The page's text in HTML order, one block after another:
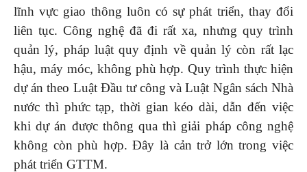
lĩnh vực giao thông luôn có sự phát triển, thay đổi
liên tục. Công nghệ đã đi rất xa, nhưng quy trình
quản lý, pháp luật quy định về quản lý còn rất lạc
hậu, máy móc, không phù hợp. Quy trình thực hiện
dự án theo Luật Đầu tư công và Luật Ngân sách Nhà
nước thì phức tạp, thời gian kéo dài, dẫn đến việc
khi dự án được thông qua thì giải pháp công nghệ
không còn phù hợp. Đây là cản trở lớn trong việc
phát triển GTTM.